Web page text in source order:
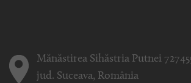
Mănăstirea Sihăstria Putnei
jud. Suceava, România